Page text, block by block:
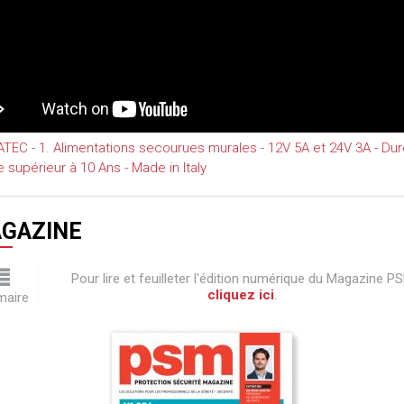
- 1. Alimentations secourues murales - 12V 5A et 24V 3A -
supérieur à 10 Ans - Made in Italy
Pour lire et feuilleter l'édition numérique du Magazine
cliquez ici